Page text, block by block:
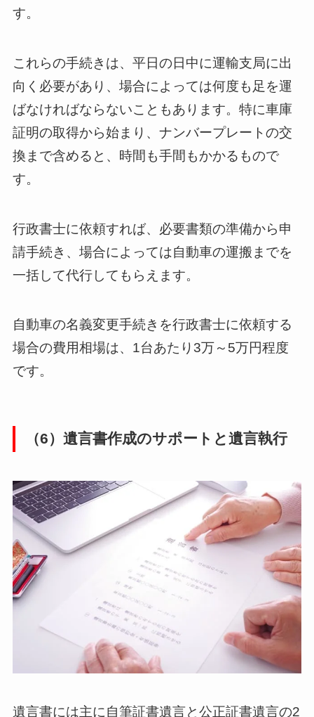
す。
これらの手続きは、平日の日中に運輸支局に出
向く必要があり、場合によっては何度も足を運
ばなければならないこともあります。特に車庫
証明の取得から始まり、ナンバープレートの交
換まで含めると、時間も手間もかかるもので
す。
行政書士に依頼すれば、必要書類の準備から申
請手続き、場合によっては自動車の運搬までを
一括して代行してもらえます。
自動車の名義変更手続きを行政書士に依頼する
場合の費用相場は、1台あたり3万～5万円程度
です。
（6）遺言書作成のサポートと遺言執行
遺言書には主に自筆証書遺言と公正証書遺言の2